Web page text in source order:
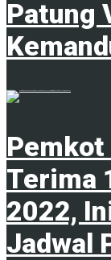
Patung
Pemkot
Terima
2022,
Jadwal